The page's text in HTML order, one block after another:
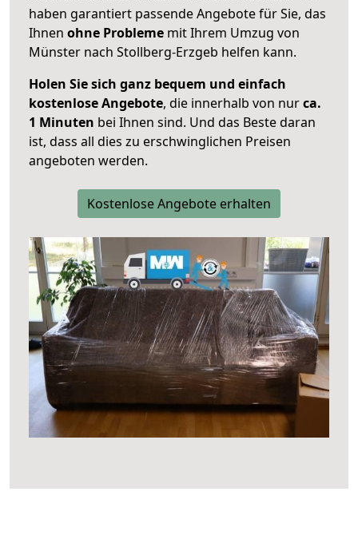
haben garantiert passende Angebote für Sie, das
Ihnen ohne Probleme mit Ihrem Umzug von
Münster nach Stollberg-Erzgeb helfen kann.
Holen Sie sich ganz bequem und einfach
kostenlose Angebote, die innerhalb von nurca.
1 Minuten bei Ihnen sind. Und das Beste daran
ist, dass all dies zu erschwinglichen Preisen
angeboten werden.
Kostenlose Angebote erhalten